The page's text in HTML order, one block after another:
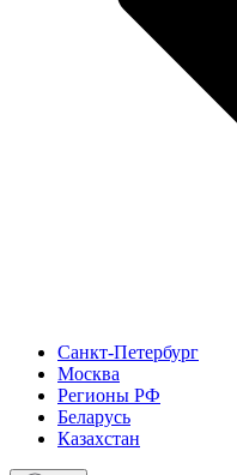
Санкт-Петербург
Москва
Регионы РФ
Беларусь
Казахстан